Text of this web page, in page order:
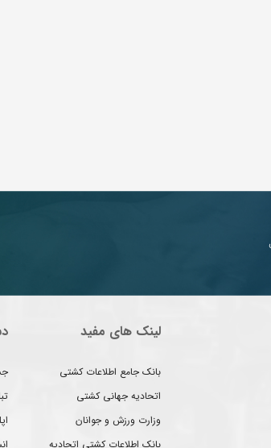
لینک های مفید
بانک جامع اطلاعات کشتی
اتحادیه جهانی کشتی
وزارت ورزش و جوانان
بانک اطلاعات کشتی اتحادیه